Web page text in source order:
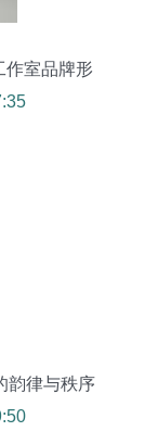
作室品牌形
韵律与秩序